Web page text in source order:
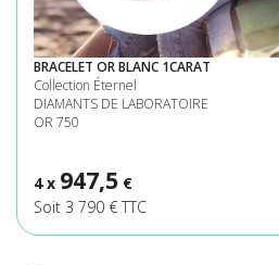
BRACELET OR BLANC 1CARAT
Collection Éternel
DIAMANTS DE LABORATOIRE
OR 750
4 x 947,5 €
Soit 3 790 € TTC